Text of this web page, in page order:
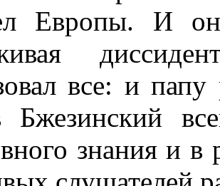
Европы. И он
все: и
Бжезинский
знания и в